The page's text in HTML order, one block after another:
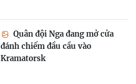
Quân đội Nga đang mở cửa
đánh chiếm đầu cầu vào
Kramatorsk